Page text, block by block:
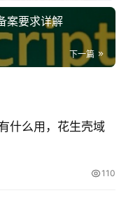
案要求详解
下一篇
什么用，花生壳域
110